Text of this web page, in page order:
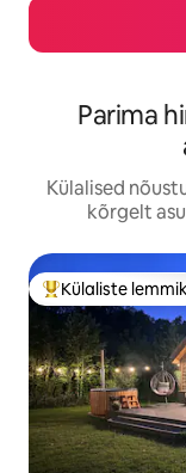
Parima
Külalised
kõrgelt
Külaliste suur
Külaliste lemmik